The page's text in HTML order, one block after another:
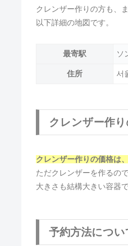
クレンザー作りの方も、
以下詳細の地図です。
最寄駅 ソ
住所 서
クレンザー作り
クレンザー作りの価格は
ただクレンザーを作るの
大きさも結構大きい容器
予約方法につい